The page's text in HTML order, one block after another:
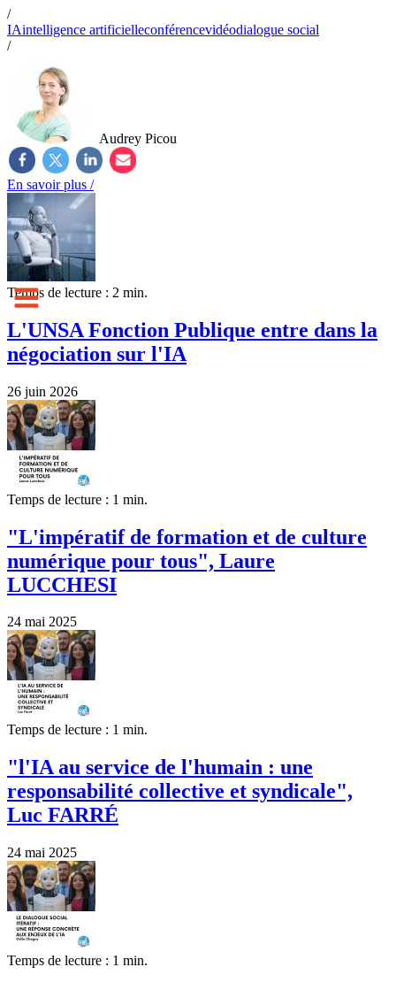
/
IAintelligence artificielleconférencevidéodialogue social
/
Audrey Picou
En savoir plus /
Temps de lecture : 2 min.
L'UNSA Fonction Publique entre dans la
négociation sur l'IA
26 juin 2026
Temps de lecture : 1 min.
"L'impératif de formation et de culture
numérique pour tous", Laure
LUCCHESI
24 mai 2025
Temps de lecture : 1 min.
"l'IA au service de l'humain : une
responsabilité collective et syndicale",
Luc FARRÉ
24 mai 2025
Temps de lecture : 1 min.